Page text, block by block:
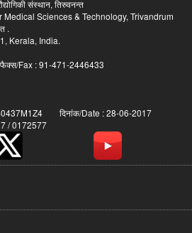
संस्थान, तिरुवनन्त
Sciences & Technology, Trivandrum
.
Kerala, India.
Fax : 91-471-2446433
दिनांक/Date : 28-06-2017
/ 0172577